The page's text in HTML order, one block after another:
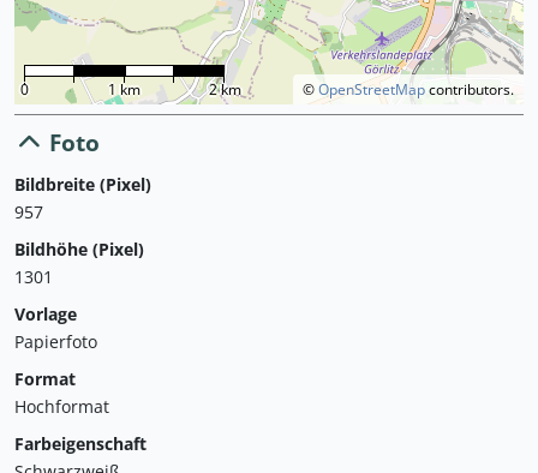
©OpenStreetMapcontributors.
0 1 km 2 km
Foto
Bildbreite (Pixel)
957
Bildhöhe (Pixel)
1301
Vorlage
Papierfoto
Format
Hochformat
Farbeigenschaft